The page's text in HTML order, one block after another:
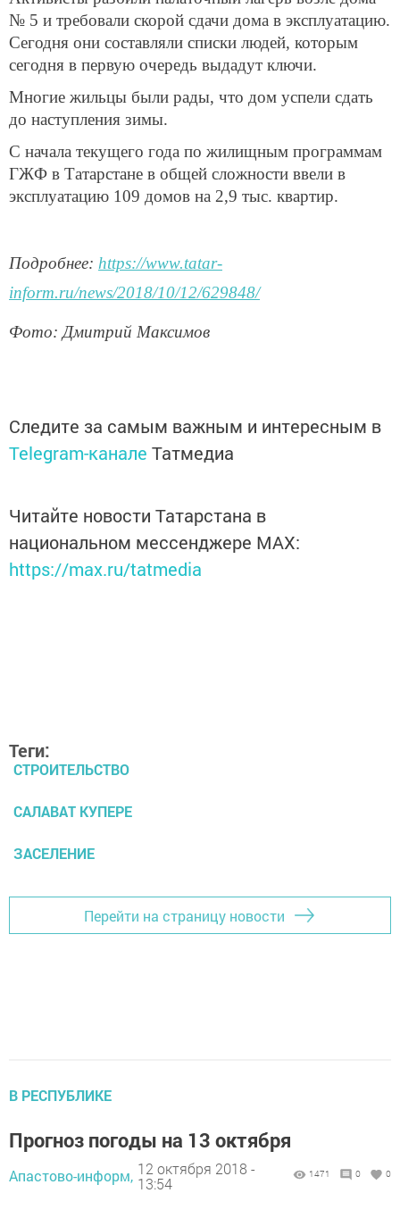
№ 5 и требовали скорой сдачи дома в эксплуатацию.
Сегодня они составляли списки людей, которым
сегодня в первую очередь выдадут ключи.
Многие жильцы были рады, что дом успели сдать
до наступления зимы.
С начала текущего года по жилищным программам
ГЖФ в Татарстане в общей сложности ввели в
эксплуатацию 109 домов на 2,9 тыс. квартир.
Подробнее: https://www.tatar-
inform.ru/news/2018/10/12/629848/
Фото: Дмитрий Максимов
Следите за самым важным и интересным в
Telegram-канале Татмедиа
Читайте новости Татарстана в
национальном мессенджере MАХ:
https://max.ru/tatmedia
Теги:
СТРОИТЕЛЬСТВО
САЛАВАТ КУПЕРЕ
ЗАСЕЛЕНИЕ
Перейти на страницу новости
В РЕСПУБЛИКЕ
Прогноз погоды на 13 октября
Апастово-информ, 12 октября 2018 -
13:54
1471 0 0